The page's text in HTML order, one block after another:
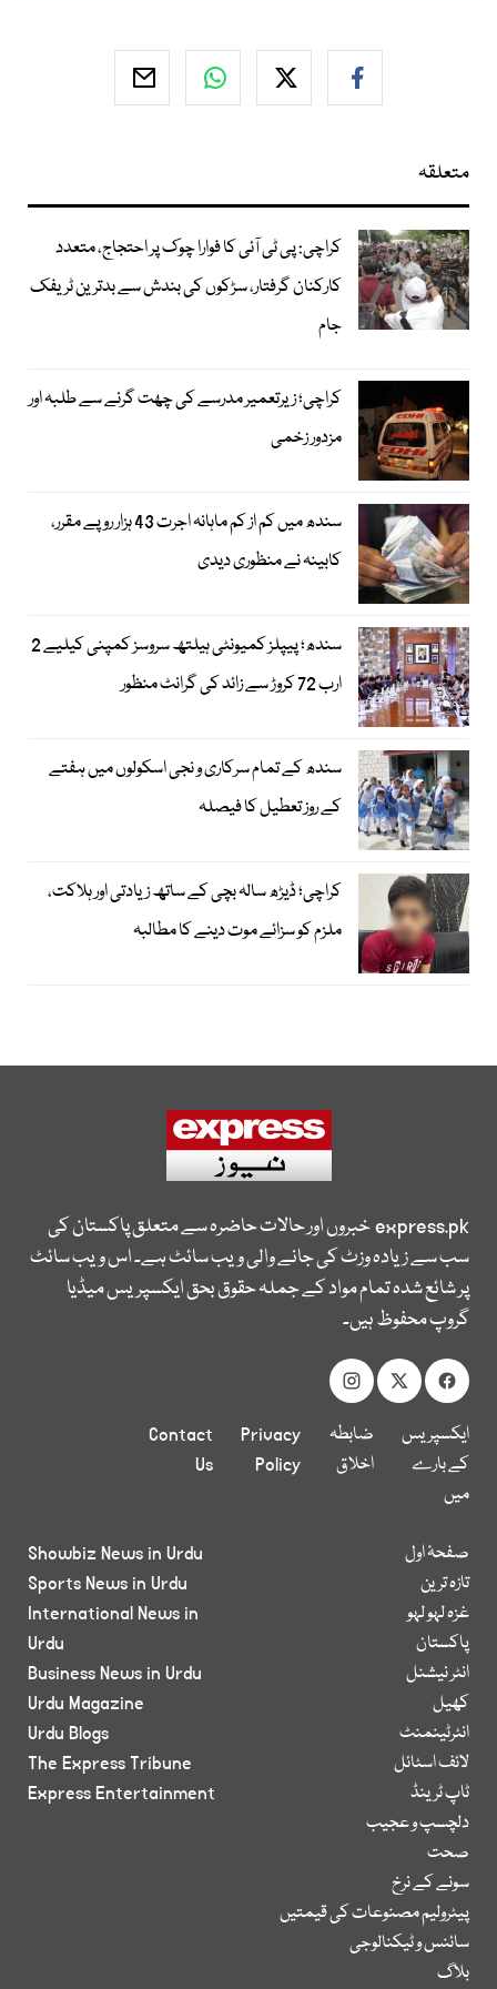
متعلقہ
کراچی: پی ٹی آئی کا فوارا چوک پر احتجاج، متعدد
کارکنان گرفتار، سڑکوں کی بندش سے بدترین ٹریفک
جام
کراچی؛ زیرتعمیر مدرسے کی چھت گرنے سے طلبہ اور
مزدور زخمی
سندھ میں کم از کم ماہانہ اجرت 43 ہزار روپے مقرر،
کابینہ نے منظوری دیدی
سندھ؛ پیپلز کمیونٹی ہیلتھ سروسز کمپنی کیلیے 2
ارب 72 کروڑ سے زائد کی گرانٹ منظور
سندھ کے تمام سرکاری و نجی اسکولوں میں ہفتے
کے روز تعطیل کا فیصلہ
کراچی؛ ڈیڑھ سالہ بچی کے ساتھ زیادتی اور ہلاکت،
ملزم کو سزائے موت دینے کا مطالبہ
express.pkخبروں اور حالات حاضرہ سے متعلق پاکستان کی
سب سے زیادہ وزٹ کی جانے والی ویب سائٹ ہے۔ اس ویب سائٹ
پر شائع شدہ تمام مواد کے جملہ حقوق بحق ایکسپریس میڈیا
گروپ محفوظ ہیں۔
ایکسپریس
کے بارے
میں
ضابطہ
اخلاق
Privacy
Policy
Contact
Us
صفحۂ اول
تازہ ترین
غزہ لہو لہو
پاکستان
انٹر نیشنل
کھیل
انٹرٹینمنٹ
لائف اسٹائل
ٹاپ ٹرینڈ
دلچسپ و عجیب
صحت
سونے کے نرخ
پیٹرولیم مصنوعات کی قیمتیں
سائنس و ٹیکنالوجی
بلاگ
Showbiz News in Urdu
Sports News in Urdu
International News in
Urdu
Business News in Urdu
Urdu Magazine
Urdu Blogs
The Express Tribune
Express Entertainment